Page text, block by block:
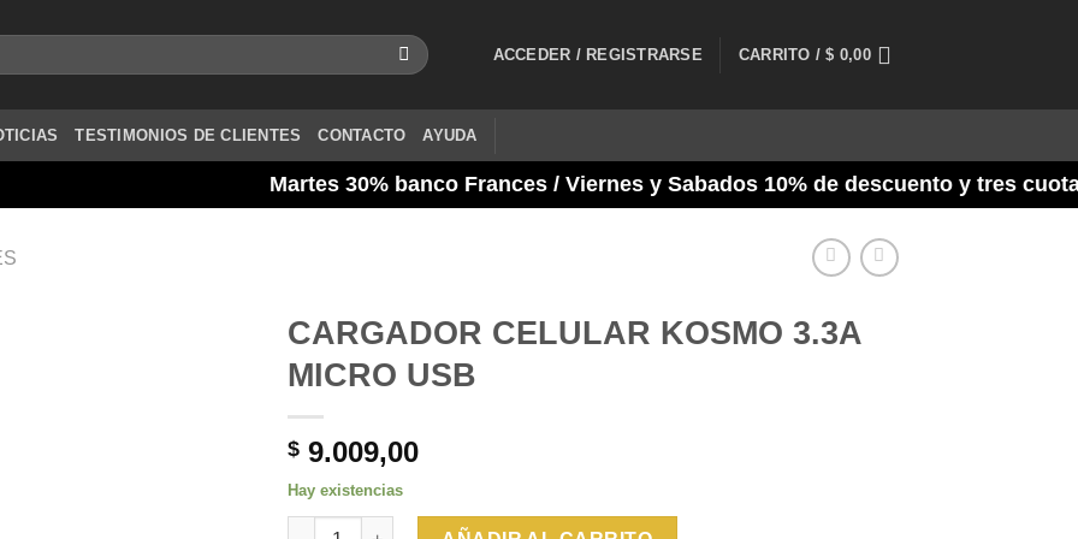
ACCEDER / REGISTRARSE CARRITO /$ 0,00
TESTIMONIOS DE CLIENTES CONTACTO AYUDA
Martes 30% banco Frances / Viernes y Sabados 10% de descuento y tres
CARGADOR CELULAR KOSMO 3.3A
MICRO USB
$ 9.009,00
Hay existencias
CARGADOR CELULAR KOSMO 3.3A MICRO USB cantidad